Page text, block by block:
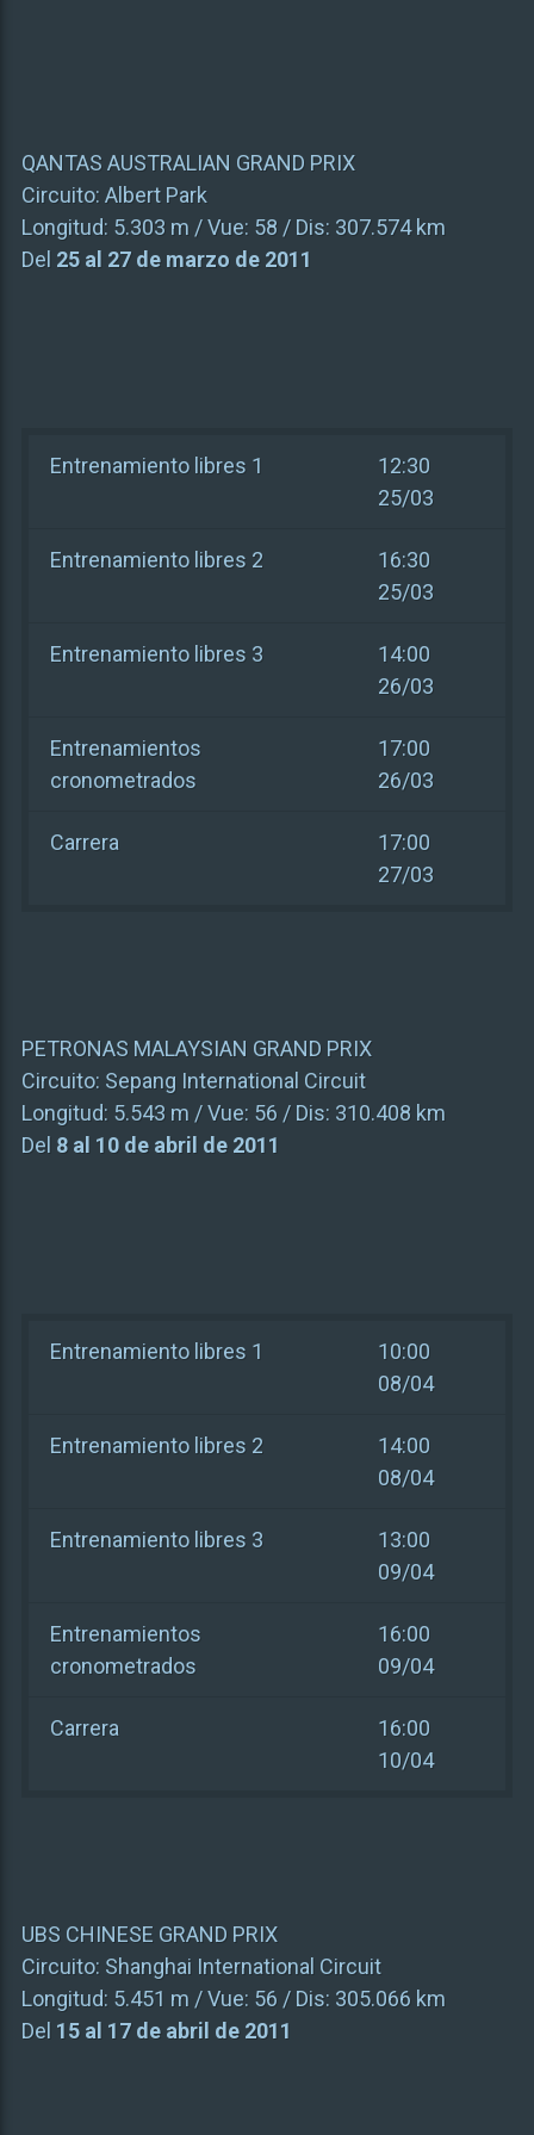
QANTAS AUSTRALIAN GRAND PRIX
Circuito: Albert Park
Longitud: 5.303 m / Vue: 58 / Dis: 307.574 km
Del 25 al 27 de marzo de 2011
Entrenamiento libres 1
12:30
25/03
Entrenamiento libres 2
16:30
25/03
Entrenamiento libres 3
14:00
26/03
Entrenamientos
cronometrados
17:00
26/03
Carrera
17:00
27/03
PETRONAS MALAYSIAN GRAND PRIX
Circuito: Sepang International Circuit
Longitud: 5.543 m / Vue: 56 / Dis: 310.408 km
Del 8 al 10 de abril de 2011
Entrenamiento libres 1
10:00
08/04
Entrenamiento libres 2
14:00
08/04
Entrenamiento libres 3
13:00
09/04
Entrenamientos
cronometrados
16:00
09/04
Carrera
16:00
10/04
UBS CHINESE GRAND PRIX
Circuito: Shanghai International Circuit
Longitud: 5.451 m / Vue: 56 / Dis: 305.066 km
Del 15 al 17 de abril de 2011